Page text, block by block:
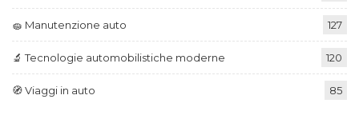
🧽 Manutenzione auto 127
🔬 Tecnologie automobilistiche moderne 120
🧭 Viaggi in auto 85